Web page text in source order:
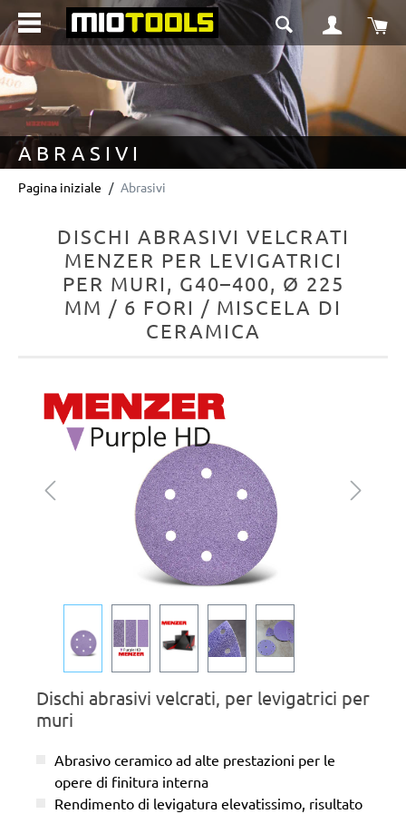
principale Il
ABRASIVI
Pagina iniziale Abrasivi
DISCHI ABRASIVI VELCRATI
MENZER PER LEVIGATRICI
PER MURI, G40–400, Ø 225
MM / 6 FORI / MISCELA DI
CERAMICA
Salta la galleria di immagini
Dischi abrasivi velcrati, per levigatrici per
muri
Abrasivo ceramico ad alte prestazioni per le
opere di finitura interna
Rendimento di levigatura elevatissimo, risultato